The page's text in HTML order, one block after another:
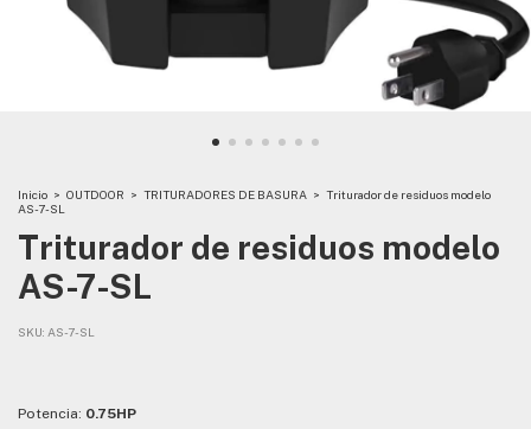
Inicio > OUTDOOR > TRITURADORES DE BASURA > Triturador de residuos modelo
AS-7-SL
Triturador de residuos modelo
AS-7-SL
SKU: AS-7-SL
Potencia: 0.75HP